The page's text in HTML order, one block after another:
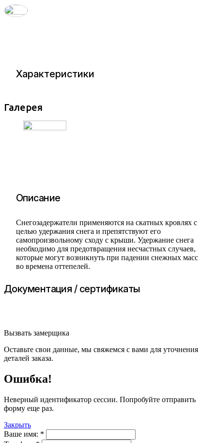
Характеристики
Галерея
Описание
Снегозадержатели применяются на скатных кровлях с
целью удержания снега и препятствуют его
самопроизвольному сходу с крыши. Удержание снега
необходимо для предотвращения несчастных случаев,
которые могут возникнуть при падении снежных масс
во времена оттепелей.
Документация / сертификаты
Вызвать замерщика
Оставьте свои данные, мы свяжемся с вами для уточнения
деталей заказа.
Ошибка!
Неверный идентификатор сессии. Попробуйте отправить
форму еще раз.
Закрыть
Ваше имя: *